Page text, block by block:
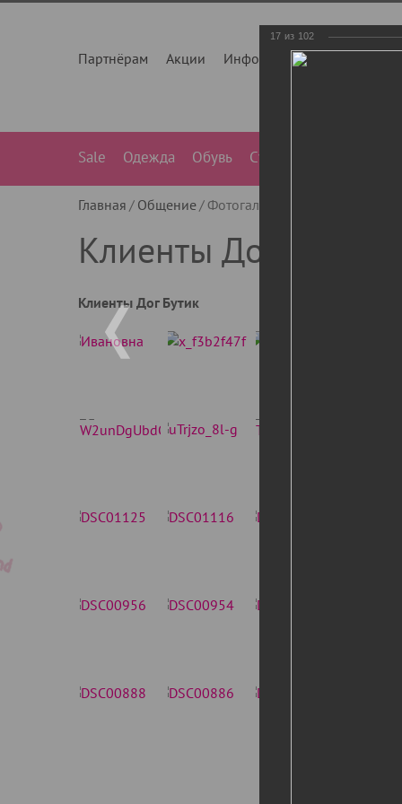
Партнёрам Акции Инфо О нас
Sale Одежда Обувь Сумки
Главная Общение Фотогалерея
Клиенты Дог Бутик
Клиенты Дог Бутик
17 из 102